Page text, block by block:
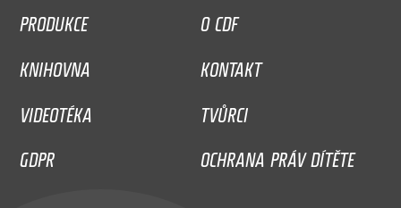
PRODUKCE
O CDF
KNIHOVNA
KONTAKT
VIDEOTÉKA
TVŮRCI
GDPR
OCHRANA PRÁV DÍTĚTE